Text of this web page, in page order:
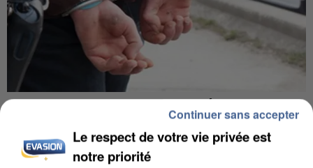
L’UN DES FONDATEURS SUPPOSÉS DE LA DZ
MAFIA INTERPELLÉ EN ALGÉRIE
Le respect de votre vie privée est
notre priorité
Continuer sans accepter